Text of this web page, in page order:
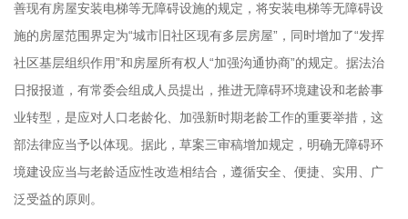
善现有房屋安装电梯等无障碍设施的规定，将安装电梯等无障碍设
施的房屋范围界定为“城市旧社区现有多层房屋”，同时增加了“发挥
社区基层组织作用”和房屋所有权人“加强沟通协商”的规定。据法治
日报报道，有常委会组成人员提出，推进无障碍环境建设和老龄事
业转型，是应对人口老龄化、加强新时期老龄工作的重要举措，这
部法律应当予以体现。据此，草案三审稿增加规定，明确无障碍环
境建设应当与老龄适应性改造相结合，遵循安全、便捷、实用、广
泛受益的原则。